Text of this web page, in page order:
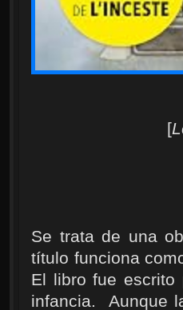
[
Se trata de una
título funciona
El libro fue escrito
infancia. Aunque